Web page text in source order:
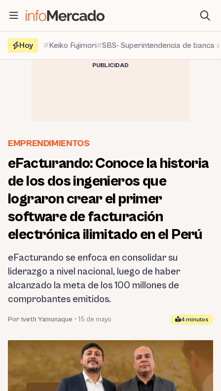
contenido
Hoy
Keiko Fujimori SBS- Superintendencia de banca
PUBLICIDAD
EMPRENDIMIENTOS
eFacturando: Conoce la historia
de los dos ingenieros que
lograron crear el primer
software de facturación
electrónica ilimitado en el Perú
eFacturando se enfoca en consolidar su
liderazgo a nivel nacional, luego de haber
alcanzado la meta de los 100 millones de
comprobantes emitidos.
Por Iveth Yamunaque • 15 de mayo 4 minutos